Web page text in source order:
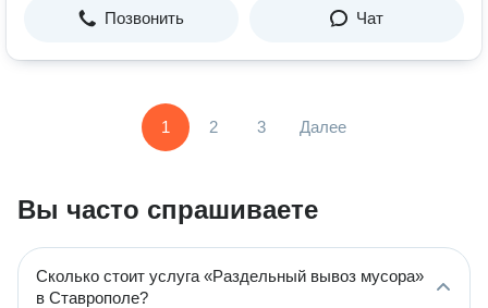
Позвонить Чат
1 2 3 Далее
Вы часто спрашиваете
Сколько стоит услуга «Раздельный вывоз мусора»
в Ставрополе?